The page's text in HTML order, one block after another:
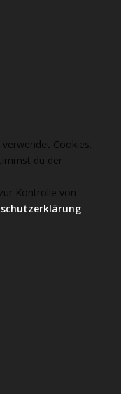
Cookies.
du der
Kontrolle von